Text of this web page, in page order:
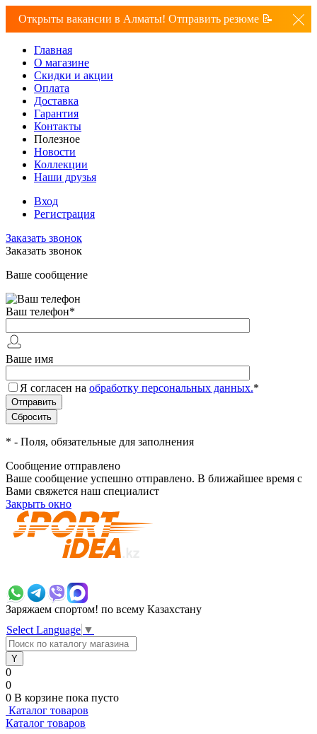
Открыты вакансии в Алматы! Отправить резюме 📝
Главная
О магазине
Скидки и акции
Оплата
Доставка
Гарантия
Контакты
Полезное
Новости
Коллекции
Наши друзья
Вход
Регистрация
Заказать звонок
Заказать звонок
Ваше сообщение
Ваш телефон*
Ваше имя
Я согласен на обработку персональных данных.*
* - Поля, обязательные для заполнения
Сообщение отправлено
Ваше сообщение успешно отправлено. В ближайшее время с
Вами свяжется наш специалист
Закрыть окно
Заряжаем спортом! по всему Казахстану
Select Language ▼
0
0
0 В корзине пока пусто
Каталог товаров
Каталог товаров